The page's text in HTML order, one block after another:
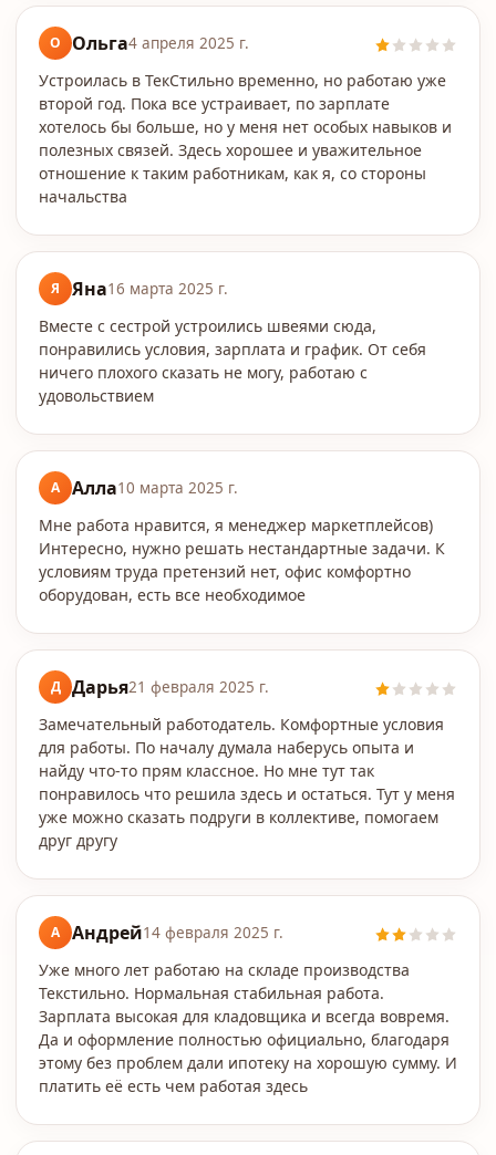
О Ольга4 апреля 2025 г.
Устроилась в ТекСтильно временно, но работаю уже
второй год. Пока все устраивает, по зарплате
хотелось бы больше, но у меня нет особых навыков и
полезных связей. Здесь хорошее и уважительное
отношение к таким работникам, как я, со стороны
начальства
Я Яна16 марта 2025 г.
Вместе с сестрой устроились швеями сюда,
понравились условия, зарплата и график. От себя
ничего плохого сказать не могу, работаю с
удовольствием
А Алла10 марта 2025 г.
Мне работа нравится, я менеджер маркетплейсов)
Интересно, нужно решать нестандартные задачи. К
условиям труда претензий нет, офис комфортно
оборудован, есть все необходимое
Д Дарья21 февраля 2025 г.
Замечательный работодатель. Комфортные условия
для работы. По началу думала наберусь опыта и
найду что-то прям классное. Но мне тут так
понравилось что решила здесь и остаться. Тут у меня
уже можно сказать подруги в коллективе, помогаем
друг другу
А Андрей14 февраля 2025 г.
Уже много лет работаю на складе производства
Текстильно. Нормальная стабильная работа.
Зарплата высокая для кладовщика и всегда вовремя.
Да и оформление полностью официально, благодаря
этому без проблем дали ипотеку на хорошую сумму. И
платить её есть чем работая здесь